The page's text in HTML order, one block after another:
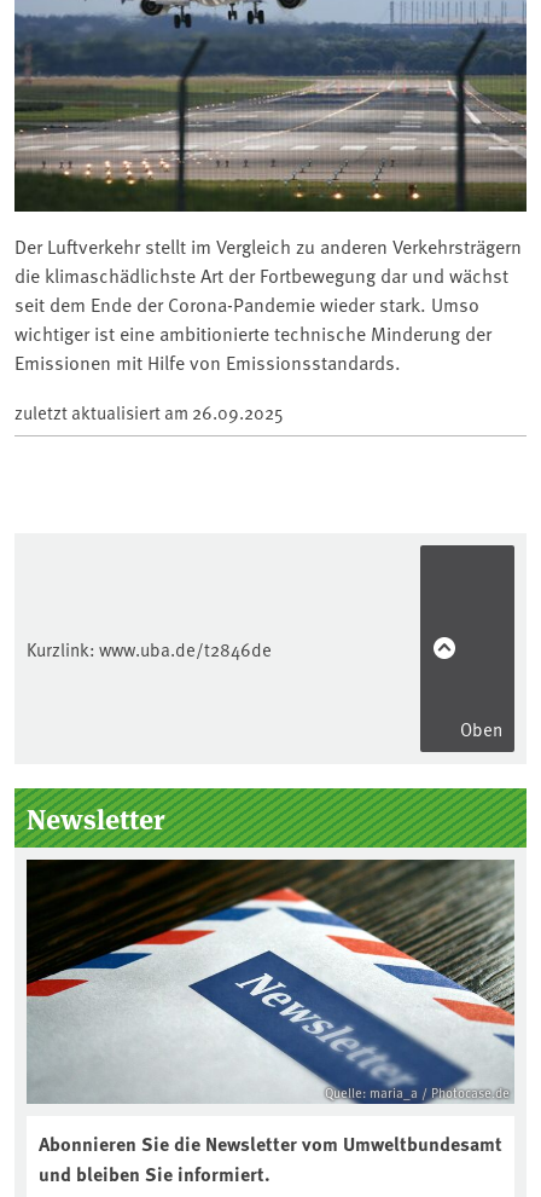
Der Luftverkehr stellt im Vergleich zu anderen Verkehrsträgern
die klimaschädlichste Art der Fortbewegung dar und wächst
seit dem Ende der Corona-Pandemie wieder stark. Umso
wichtiger ist eine ambitionierte technische Minderung der
Emissionen mit Hilfe von Emissionsstandards.
zuletzt aktualisiert am 26.09.2025
Kurzlink: www.uba.de/t2846de
Oben
Seitenleiste
Newsletter
Quelle: maria_a / Photocase.de
Abonnieren Sie die Newsletter vom Umweltbundesamt
und bleiben Sie informiert.